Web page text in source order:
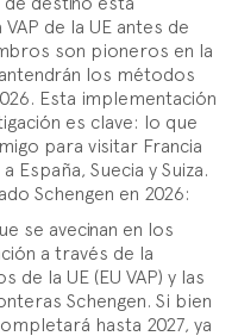
de la UE antes de
son pioneros en la
los métodos
Esta implementación
es clave: lo que
para visitar Francia
España, Suecia y Suiza.
Schengen en 2026:
se avecinan en los
a través de la
de la UE (EU VAP) y las
Schengen. Si bien
hasta 2027, ya